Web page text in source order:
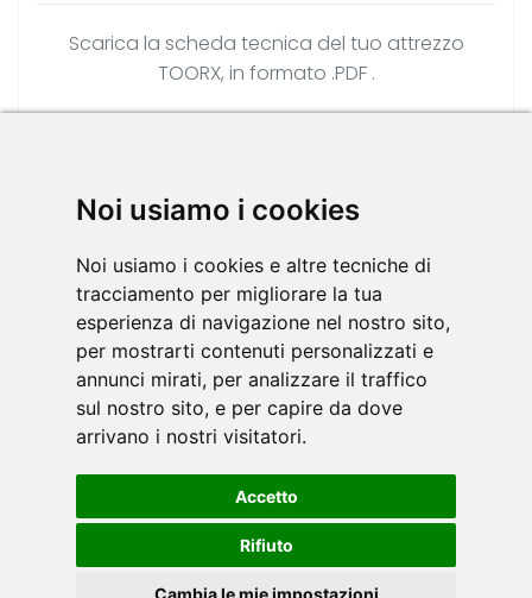
Noi usiamo i cookies
Noi usiamo i cookies e altre tecniche di
tracciamento per migliorare la tua
esperienza di navigazione nel nostro sito,
per mostrarti contenuti personalizzati e
annunci mirati, per analizzare il traffico
sul nostro sito, e per capire da dove
arrivano i nostri visitatori.
Accetto
Rifiuto
Cambia le mie impostazioni
Scarica la scheda tecnica del tuo attrezzo
TOORX, in formato .PDF .
»clicca qui.
CATALOGO FITNESS